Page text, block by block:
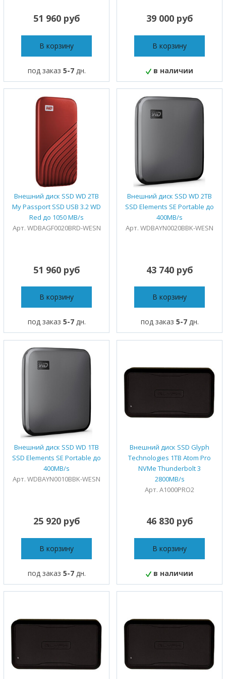
51 960 руб
В корзину
под заказ 5-7дн.
39 000 руб
В корзину
в наличии
Внешний диск SSD WD 2TB
My Passport SSD USB 3.2 WD
Red до 1050 MB/s
Арт. WDBAGF0020BRD-WESN
51 960 руб
В корзину
под заказ 5-7дн.
Внешний диск SSD WD 2TB
SSD Elements SE Portable до
400MB/s
Арт. WDBAYN0020BBK-WESN
43 740 руб
В корзину
под заказ 5-7дн.
Внешний диск SSD WD 1TB
SSD Elements SE Portable до
400MB/s
Арт. WDBAYN0010BBK-WESN
25 920 руб
В корзину
под заказ 5-7дн.
Внешний диск SSD Glyph
Technologies 1TB Atom Pro
NVMe Thunderbolt 3
2800MB/s
Арт. A1000PRO2
46 830 руб
В корзину
в наличии